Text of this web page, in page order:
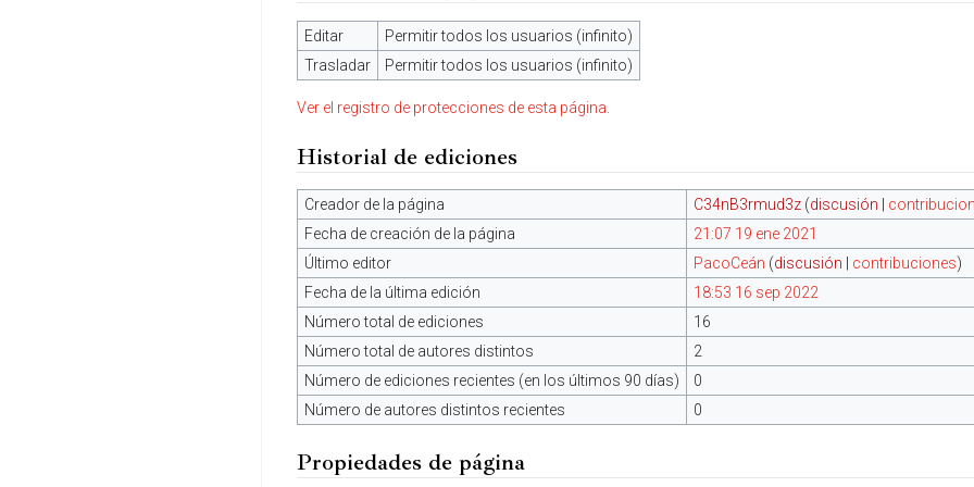
Editar
Permitir todos los usuarios (infinito)
Trasladar
Permitir todos los usuarios (infinito)
Ver el registro de protecciones de esta página.
Historial de ediciones
Creador de la página C34nB3rmud3z (discusión
Fecha de creación de la página
21:07 19 ene 2021
Último editor
PacoCeán (discusión contribuciones)
Fecha de la última edición
18:53 16 sep 2022
Número total de ediciones
16
Número total de autores distintos
2
Número de ediciones recientes (en los últimos 90 días)
0
Número de autores distintos recientes
0
Propiedades de página